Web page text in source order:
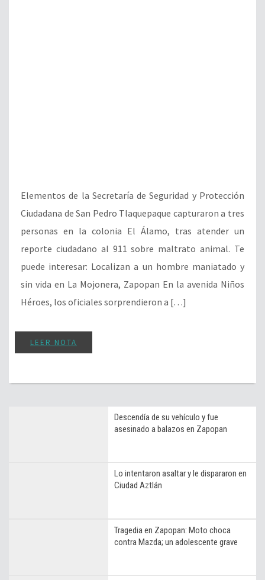
Elementos de la Secretaría de Seguridad y Protección
Ciudadana de San Pedro Tlaquepaque capturaron a tres
personas en la colonia El Álamo, tras atender un
reporte ciudadano al 911 sobre maltrato animal. Te
puede interesar: Localizan a un hombre maniatado y
sin vida en La Mojonera, Zapopan En la avenida Niños
Héroes, los oficiales sorprendieron a […]
LEER NOTA
Descendía de su vehículo y fue
asesinado a balazos en Zapopan
Lo intentaron asaltar y le dispararon en
Ciudad Aztlán
Tragedia en Zapopan: Moto choca
contra Mazda; un adolescente grave